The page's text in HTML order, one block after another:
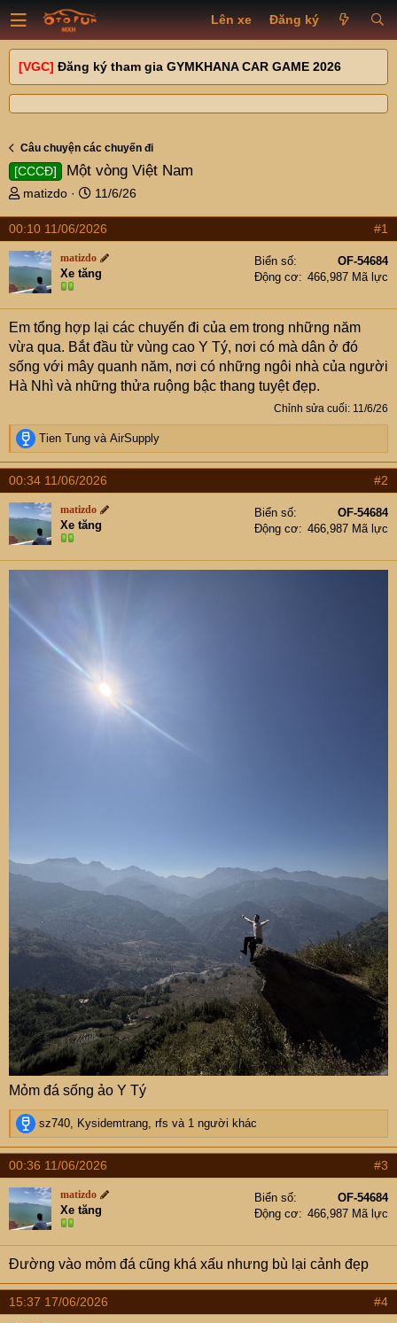
Lên xe Đăng ký
[VGC] Đăng ký tham gia GYMKHANA CAR GAME 2026
Câu chuyện các chuyến đi
[CCCĐ] Một vòng Việt Nam
T
r
e
a
d
s
t
a
r
t
e
r
matizdo
N
à
y
g
ử
11/6/26
00:10 11/06/2026 #1
matizdo
Xe tăng
Biển số
OF-54684
Động cơ
466,987 Mã lực
Em tổng hợp lại các chuyến đi của em trong những năm
vừa qua. Bắt đầu từ vùng cao Y Tý, nơi có mà dân ở đó
sống với mây quanh năm, nơi có những ngôi nhà của người
Hà Nhì và những thửa ruộng bậc thang tuyệt đẹp.
Chỉnh sửa cuối: 11/6/26
R
e
a
c
t
i
o
n
s
Tien Tung và AirSupply
00:34 11/06/2026 #2
matizdo
Xe tăng
Biển số
OF-54684
Động cơ
466,987 Mã lực
Mỏm đá sống ảo Y Tý
R
e
a
c
t
i
o
n
s
:
sz740 Kysidemtrang rfs và 1 người khác
00:36 11/06/2026 #3
matizdo
Xe tăng
Biển số
OF-54684
Động cơ
466,987 Mã lực
Đường vào mỏm đá cũng khá xấu nhưng bù lại cảnh đẹp
15:37 17/06/2026 #4